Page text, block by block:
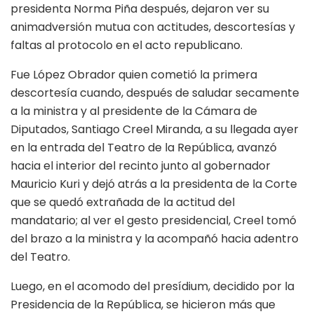
presidenta Norma Piña después, dejaron ver su
animadversión mutua con actitudes, descortesías y
faltas al protocolo en el acto republicano.
Fue López Obrador quien cometió la primera
descortesía cuando, después de saludar secamente
a la ministra y al presidente de la Cámara de
Diputados, Santiago Creel Miranda, a su llegada ayer
en la entrada del Teatro de la República, avanzó
hacia el interior del recinto junto al gobernador
Mauricio Kuri y dejó atrás a la presidenta de la Corte
que se quedó extrañada de la actitud del
mandatario; al ver el gesto presidencial, Creel tomó
del brazo a la ministra y la acompañó hacia adentro
del Teatro.
Luego, en el acomodo del presídium, decidido por la
Presidencia de la República, se hicieron más que